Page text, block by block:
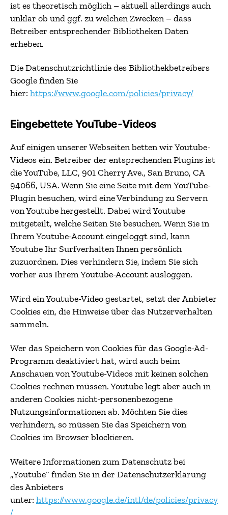
ist es theoretisch möglich – aktuell allerdings auch
unklar ob und ggf. zu welchen Zwecken – dass
Betreiber entsprechender Bibliotheken Daten
erheben.
Die Datenschutzrichtlinie des Bibliothekbetreibers
Google finden Sie
hier: https://www.google.com/policies/privacy/
Eingebettete YouTube-Videos
Auf einigen unserer Webseiten betten wir Youtube-
Videos ein. Betreiber der entsprechenden Plugins ist
die YouTube, LLC, 901 Cherry Ave., San Bruno, CA
94066, USA. Wenn Sie eine Seite mit dem YouTube-
Plugin besuchen, wird eine Verbindung zu Servern
von Youtube hergestellt. Dabei wird Youtube
mitgeteilt, welche Seiten Sie besuchen. Wenn Sie in
Ihrem Youtube-Account eingeloggt sind, kann
Youtube Ihr Surfverhalten Ihnen persönlich
zuzuordnen. Dies verhindern Sie, indem Sie sich
vorher aus Ihrem Youtube-Account ausloggen.
Wird ein Youtube-Video gestartet, setzt der Anbieter
Cookies ein, die Hinweise über das Nutzerverhalten
sammeln.
Wer das Speichern von Cookies für das Google-Ad-
Programm deaktiviert hat, wird auch beim
Anschauen von Youtube-Videos mit keinen solchen
Cookies rechnen müssen. Youtube legt aber auch in
anderen Cookies nicht-personenbezogene
Nutzungsinformationen ab. Möchten Sie dies
verhindern, so müssen Sie das Speichern von
Cookies im Browser blockieren.
Weitere Informationen zum Datenschutz bei
„Youtube“ finden Sie in der Datenschutzerklärung
des Anbieters
unter: https://www.google.de/intl/de/policies/privacy
/